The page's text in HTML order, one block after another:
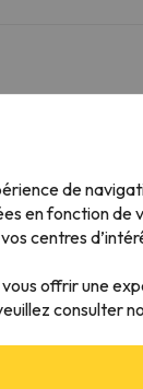
de
en fonction de
centres
offrir une
consulter